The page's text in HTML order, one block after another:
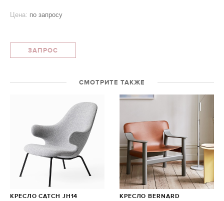
Цена: по запросу
ЗАПРОС
СМОТРИТЕ ТАКЖЕ
КРЕСЛО CATCH JH14 КРЕСЛО BERNARD